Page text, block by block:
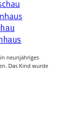
neunjähriges
Das Kind wurde